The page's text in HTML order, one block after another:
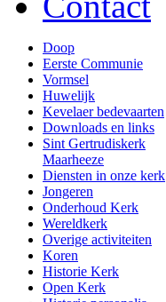
Doop
Eerste Communie
Vormsel
Huwelijk
Kevelaer bedevaarten
Downloads en links
Sint Gertrudiskerk
Maarheeze
Diensten in onze kerk
Jongeren
Onderhoud Kerk
Wereldkerk
Overige activiteiten
Koren
Historie Kerk
Open Kerk